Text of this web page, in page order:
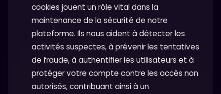
cookies jouent un rôle vital dans la
maintenance de la sécurité de notre
plateforme. Ils nous aident à détecter les
activités suspectes, à prévenir les tentatives
de fraude, à authentifier les utilisateurs et à
protéger votre compte contre les accès non
autorisés, contribuant ainsi à un